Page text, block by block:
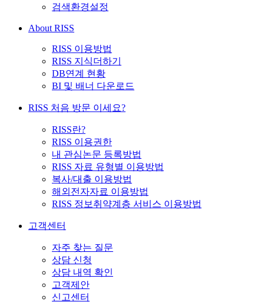
검색환경설정
About RISS
RISS 이용방법
RISS 지식더하기
DB연계 현황
BI 및 배너 다운로드
RISS 처음 방문 이세요?
RISS란?
RISS 이용권한
내 관심논문 등록방법
RISS 자료 유형별 이용방법
복사/대출 이용방법
해외전자자료 이용방법
RISS 정보취약계층 서비스 이용방법
고객센터
자주 찾는 질문
상담 신청
상담 내역 확인
고객제안
신고센터